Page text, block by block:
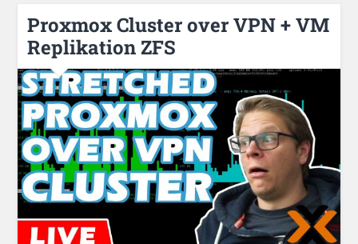
Proxmox Cluster over VPN + VM
Replikation ZFS